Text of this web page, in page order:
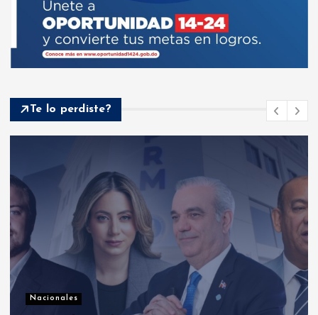
Te lo perdiste?
Presidente Abinader abrirá XVI
congreso internacional de